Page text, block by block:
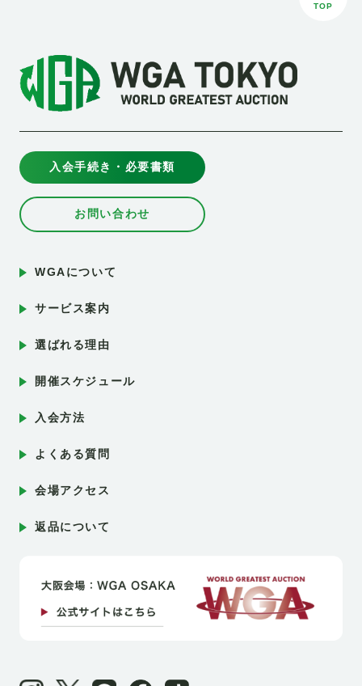
TOP
入会手続き・必要書類
お問い合わせ
WGAについて
サービス案内
選ばれる理由
開催スケジュール
入会方法
よくある質問
会場アクセス
返品について